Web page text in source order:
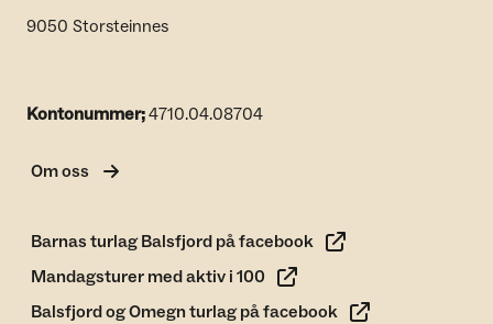
9050 Storsteinnes
Kontonummer;4710.04.08704
Om oss
Barnas turlag Balsfjord på facebook
Mandagsturer med aktiv i 100
Balsfjord og Omegn turlag på facebook